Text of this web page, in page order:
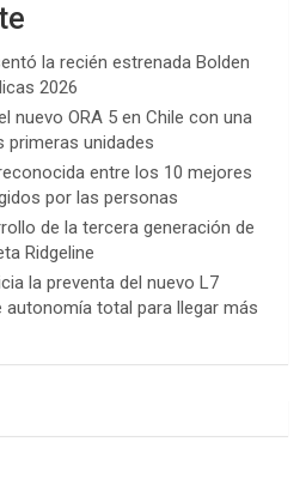
la recién estrenada Bolden
2026
nuevo ORA 5 en Chile con una
primeras unidades
entre los 10 mejores
por las personas
de la tercera generación de
Ridgeline
la preventa del nuevo L7
autonomía total para llegar más